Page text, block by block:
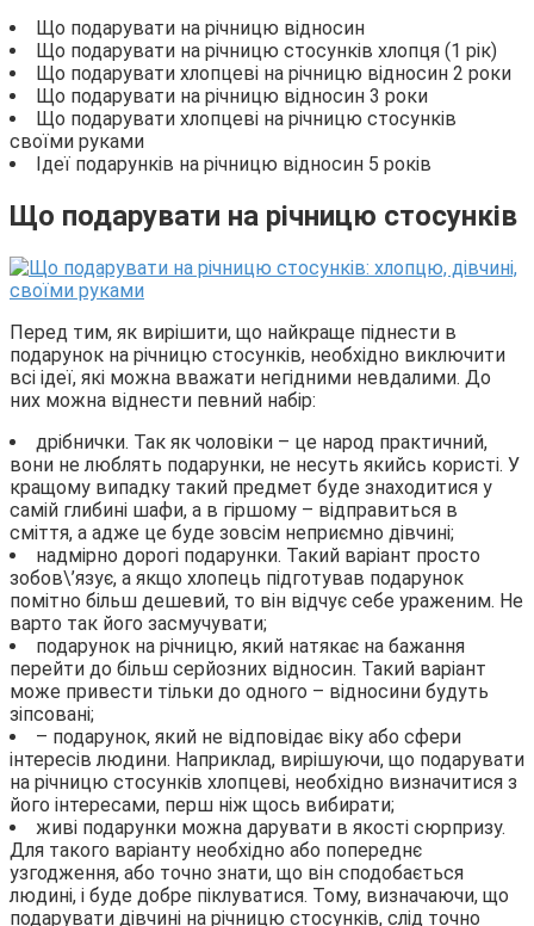
Що подарувати на річницю відносин
Що подарувати на річницю стосунків хлопця (1 рік)
Що подарувати хлопцеві на річницю відносин 2 роки
Що подарувати на річницю відносин 3 роки
Що подарувати хлопцеві на річницю стосунків
своїми руками
Ідеї подарунків на річницю відносин 5 років
Що подарувати на річницю стосунків
Перед тим, як вирішити, що найкраще піднести в
подарунок на річницю стосунків, необхідно виключити
всі ідеї, які можна вважати негідними невдалими. До
них можна віднести певний набір:
дрібнички. Так як чоловіки – це народ практичний,
вони не люблять подарунки, не несуть якийсь користі. У
кращому випадку такий предмет буде знаходитися у
самій глибині шафи, а в гіршому – відправиться в
сміття, а адже це буде зовсім неприємно дівчині;
надмірно дорогі подарунки. Такий варіант просто
зобов\’язує, а якщо хлопець підготував подарунок
помітно більш дешевий, то він відчує себе ураженим. Не
варто так його засмучувати;
подарунок на річницю, який натякає на бажання
перейти до більш серйозних відносин. Такий варіант
може привести тільки до одного – відносини будуть
зіпсовані;
– подарунок, який не відповідає віку або сфери
інтересів людини. Наприклад, вирішуючи, що подарувати
на річницю стосунків хлопцеві, необхідно визначитися з
його інтересами, перш ніж щось вибирати;
живі подарунки можна дарувати в якості сюрпризу.
Для такого варіанту необхідно або попереднє
узгодження, або точно знати, що він сподобається
людині, і буде добре піклуватися. Тому, визначаючи, що
подарувати дівчині на річницю стосунків, слід точно